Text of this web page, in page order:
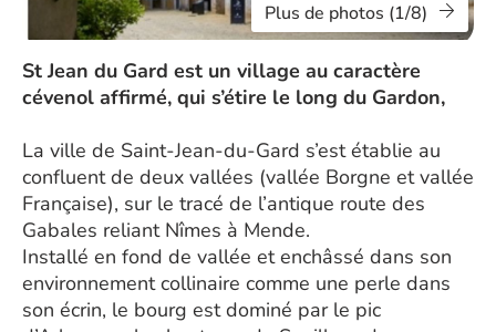
Plus de photos (1/8)
St Jean du Gard est un village au caractère
cévenol affirmé, qui s’étire le long du Gardon,
La ville de Saint-Jean-du-Gard s’est établie au
confluent de deux vallées (vallée Borgne et vallée
Française), sur le tracé de l’antique route des
Gabales reliant Nîmes à Mende.
Installé en fond de vallée et enchâssé dans son
environnement collinaire comme une perle dans
son écrin, le bourg est dominé par le pic